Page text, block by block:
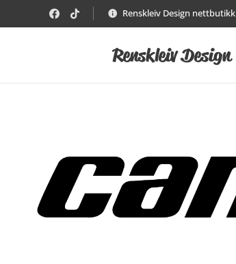
Renskleiv Design nettbutikk
Renskleiv Design